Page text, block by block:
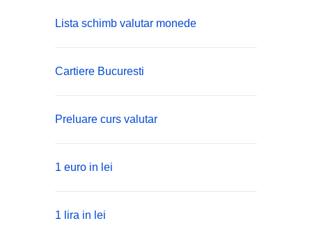
Lista schimb valutar monede
Cartiere Bucuresti
Preluare curs valutar
1 euro in lei
1 lira in lei